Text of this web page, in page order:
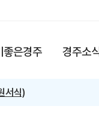
좋은경주 경주소
서식)